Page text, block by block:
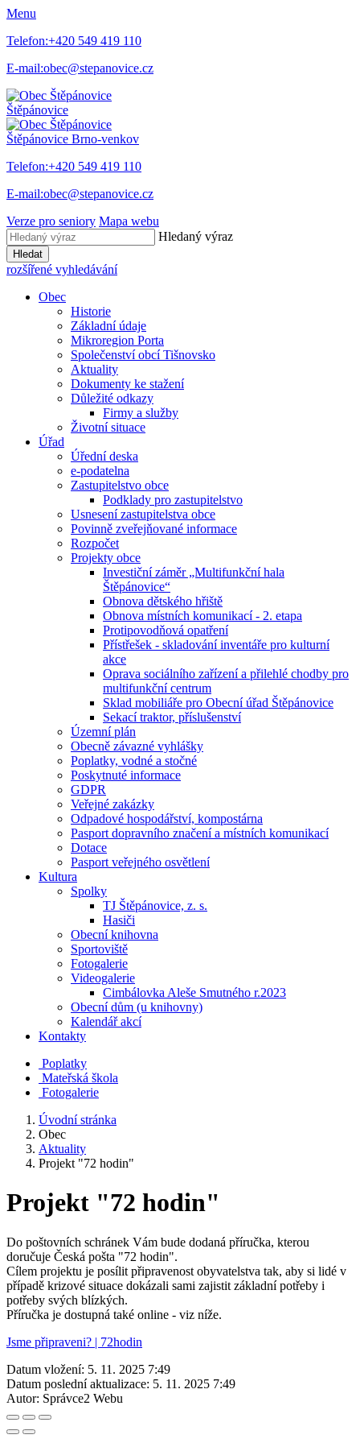
Menu
Telefon:+420 549 419 110
E-mail:obec@stepanovice.cz
Štěpánovice
Štěpánovice Brno-venkov
Telefon:+420 549 419 110
E-mail:obec@stepanovice.cz
Verze pro seniory Mapa webu
Hledaný výraz
Hledat
rozšířené vyhledávání
Obec
Historie
Základní údaje
Mikroregion Porta
Společenství obcí Tišnovsko
Aktuality
Dokumenty ke stažení
Důležité odkazy
Firmy a služby
Životní situace
Úřad
Úřední deska
e-podatelna
Zastupitelstvo obce
Podklady pro zastupitelstvo
Usnesení zastupitelstva obce
Povinně zveřejňované informace
Rozpočet
Projekty obce
Investiční záměr „Multifunkční hala
Štěpánovice“
Obnova dětského hřiště
Obnova místních komunikací - 2. etapa
Protipovodňová opatření
Přístřešek - skladování inventáře pro kulturní
akce
Oprava sociálního zařízení a přilehlé chodby pro
multifunkční centrum
Sklad mobiliáře pro Obecní úřad Štěpánovice
Sekací traktor, příslušenství
Územní plán
Obecně závazné vyhlášky
Poplatky, vodné a stočné
Poskytnuté informace
GDPR
Veřejné zakázky
Odpadové hospodářství, kompostárna
Pasport dopravního značení a místních komunikací
Dotace
Pasport veřejného osvětlení
Kultura
Spolky
TJ Štěpánovice, z. s.
Hasiči
Obecní knihovna
Sportoviště
Fotogalerie
Videogalerie
Cimbálovka Aleše Smutného r.2023
Obecní dům (u knihovny)
Kalendář akcí
Kontakty
Poplatky
Mateřská škola
Fotogalerie
Úvodní stránka
Obec
Aktuality
Projekt "72 hodin"
Projekt "72 hodin"
Do poštovních schránek Vám bude dodaná příručka, kterou
doručuje Česká pošta "72 hodin".
Cílem projektu je posílit připravenost obyvatelstva tak, aby si lidé v
případě krizové situace dokázali sami zajistit základní potřeby i
potřeby svých blízkých.
Příručka je dostupná také online - viz níže.
Jsme připraveni? | 72hodin
Datum vložení: 5. 11. 2025 7:49
Datum poslední aktualizace: 5. 11. 2025 7:49
Autor: Správce2 Webu